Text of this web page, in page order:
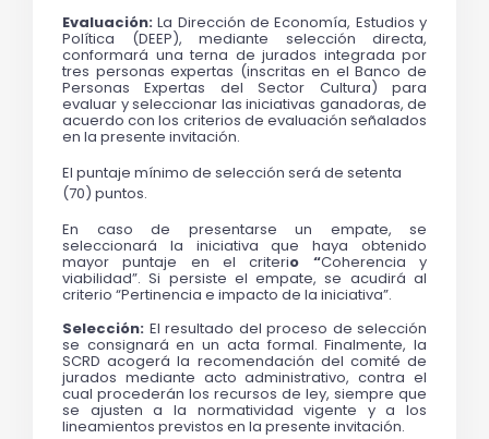
Evaluación: La Dirección de Economía, Estudios y
Política (DEEP), mediante selección directa,
conformará una terna de jurados integrada por
tres personas expertas (inscritas en el Banco de
Personas Expertas del Sector Cultura) para
evaluar y seleccionar las iniciativas ganadoras, de
acuerdo con los criterios de evaluación señalados
en la presente invitación.
El puntaje mínimo de selección será de setenta
(70) puntos.
En caso de presentarse un empate, se
seleccionará la iniciativa que haya obtenido
mayor puntaje en el criterio “Coherencia y
viabilidad”. Si persiste el empate, se acudirá al
criterio “Pertinencia e impacto de la iniciativa”.
Selección: El resultado del proceso de selección
se consignará en un acta formal. Finalmente, la
SCRD acogerá la recomendación del comité de
jurados mediante acto administrativo, contra el
cual procederán los recursos de ley, siempre que
se ajusten a la normatividad vigente y a los
lineamientos previstos en la presente invitación.